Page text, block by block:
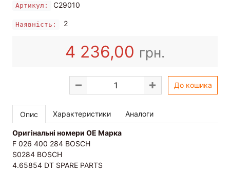
Артикул: C29010
Наявність: 2
4 236,00 грн.
До кошика
Опис Характеристики Аналоги
Оригінальні номери OE Марка
F 026 400 284 BOSCH
S0284 BOSCH
4.65854 DT SPARE PARTS